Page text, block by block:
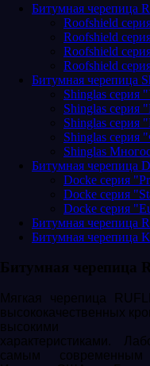
Битумная черепица
Roofshield
Roofshield
Roofshield
Roofshield
Битумная черепица
Shinglas серия
Shinglas серия
Shinglas серия
Shinglas серия
Shinglas
Битумная черепица
Docke серия
Docke серия
Docke серия
Битумная черепица
Битумная черепица
Битумная черепица
Мягкая черепица
высококачественных
высокими
характеристиками.
самым современным